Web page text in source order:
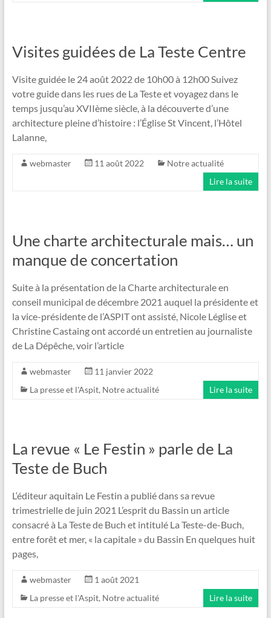
Visites guidées de La Teste Centre
Visite guidée le 24 août 2022 de 10h00 à 12h00 Suivez
votre guide dans les rues de La Teste et voyagez dans le
temps jusqu’au XVIIème siècle, à la découverte d’une
architecture pleine d’histoire : l’Église St Vincent, l’Hôtel
Lalanne,
webmaster 11 août 2022
Notre actualité
Lire la suite
Une charte architecturale mais… un
manque de concertation
Suite à la présentation de la Charte architecturale en
conseil municipal de décembre 2021 auquel la présidente et
la vice-présidente de l’ASPIT ont assisté, Nicole Léglise et
Christine Castaing ont accordé un entretien au journaliste
de La Dépêche, voir l’article
webmaster
11 janvier 2022
La presse et l'Aspit, Notre actualité Lire la suite
La revue « Le Festin » parle de La
Teste de Buch
L‘éditeur aquitain Le Festin a publié dans sa revue
trimestrielle de juin 2021 L’esprit du Bassin un article
consacré à La Teste de Buch et intitulé La Teste-de-Buch,
entre forêt et mer, « la capitale » du Bassin En quelques huit
pages,
webmaster
1 août 2021
La presse et l'Aspit, Notre actualité Lire la suite